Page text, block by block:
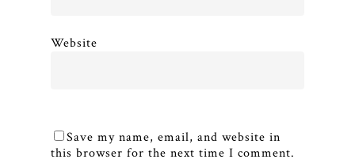
Website
Save my name, email, and website in
this browser for the next time I comment.